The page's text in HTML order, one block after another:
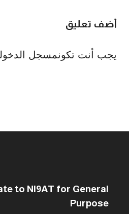
أضف تعليق
يجب أنت تكونمسجل الدخول
to NI9AT for General
Purpose